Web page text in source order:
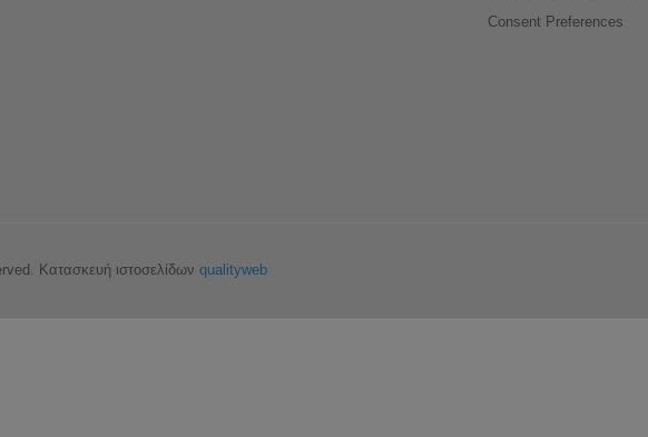
Consent Preferences
Κατασκευή ιστοσελίδων qualityweb